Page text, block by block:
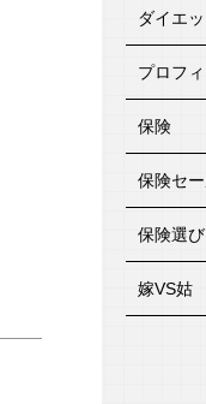
ダイエッ
プロフ
保険
保険セ
保険選び
嫁VS姑